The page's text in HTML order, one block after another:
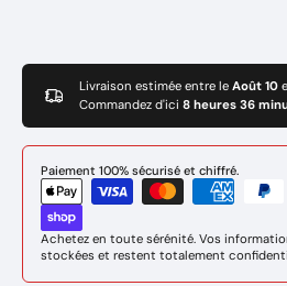
Garantie de 2 ans
Livraison estimée entre le Août 10
Commandez d'ici 8 heures 36
Paiement 100% sécurisé et chiffré.
Achetez en toute sérénité. Vos
stockées et restent totalement